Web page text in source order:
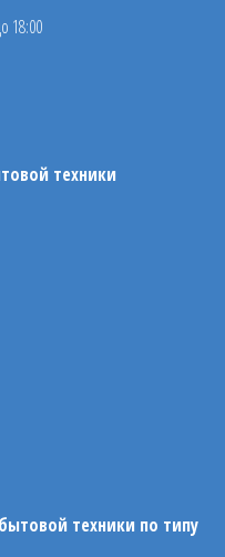
18:00
техники
техники по типу